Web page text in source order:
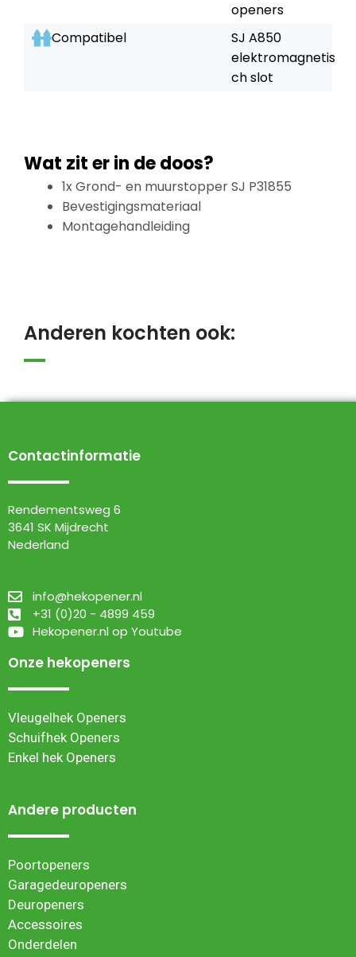
openers
Compatibel
SJ A850
elektromagnetis
ch slot
Wat zit er in de doos?
1x Grond- en muurstopper SJ P31855
Bevestigingsmateriaal
Montagehandleiding
Anderen kochten ook:
Contactinformatie
Rendementsweg 6
3641 SK Mijdrecht
Nederland
info@hekopener.nl
+31 (0)20 - 4899 459
Hekopener.nl op Youtube
Onze hekopeners
Vleugelhek Openers
Schuifhek Openers
Enkel hek Openers
Andere producten
Poortopeners
Garagedeuropeners
Deuropeners
Accessoires
Onderdelen